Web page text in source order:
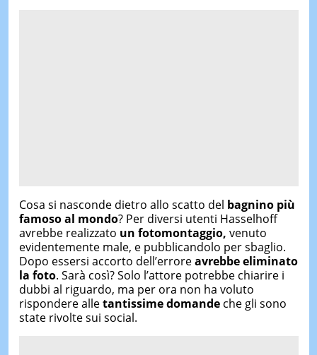
Cosa si nasconde dietro allo scatto del bagnino più
famoso al mondo? Per diversi utenti Hasselhoff
avrebbe realizzato un fotomontaggio, venuto
evidentemente male, e pubblicandolo per sbaglio.
Dopo essersi accorto dell’erroreavrebbe eliminato
la foto. Sarà così? Solo l’attore potrebbe chiarire i
dubbi al riguardo, ma per ora non ha voluto
rispondere alletantissime domandeche gli sono
state rivolte sui social.